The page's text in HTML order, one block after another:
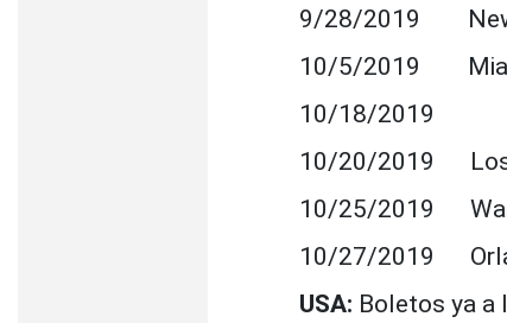
9/28/2019
10/5/2019
10/18/2019
10/20/2019 Los
10/25/2019
10/27/2019
USA: Boletos ya a